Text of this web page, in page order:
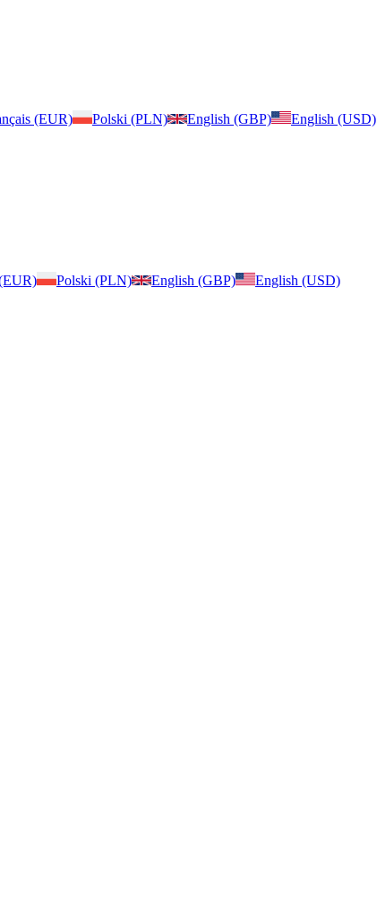
(EUR) Polski (PLN) English (GBP) English (USD)
Polski (PLN) English (GBP)
English (USD)